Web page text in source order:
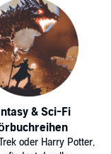
& Sci-Fi
oder Harry Potter,